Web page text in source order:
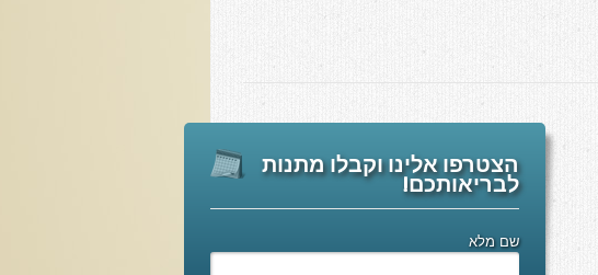
הצטרפו אלינו וקבלו מתנות
לבריאותכם!
שם מלא